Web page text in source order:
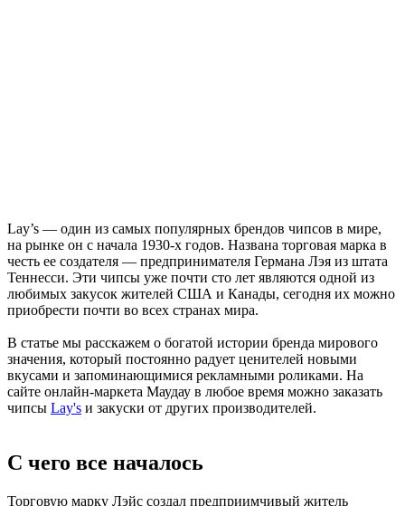
Lay’s — один из самых популярных брендов чипсов в мире,
на рынке он с начала 1930-х годов. Названа торговая марка в
честь ее создателя — предпринимателя Германа Лэя из штата
Теннесси. Эти чипсы уже почти сто лет являются одной из
любимых закусок жителей США и Канады, сегодня их можно
приобрести почти во всех странах мира.
В статье мы расскажем о богатой истории бренда мирового
значения, который постоянно радует ценителей новыми
вкусами и запоминающимися рекламными роликами. На
сайте онлайн-маркета Маудау в любое время можно заказать
чипсы Lay's и закуски от других производителей.
С чего все началось
Торговую марку Лэйс создал предприимчивый житель